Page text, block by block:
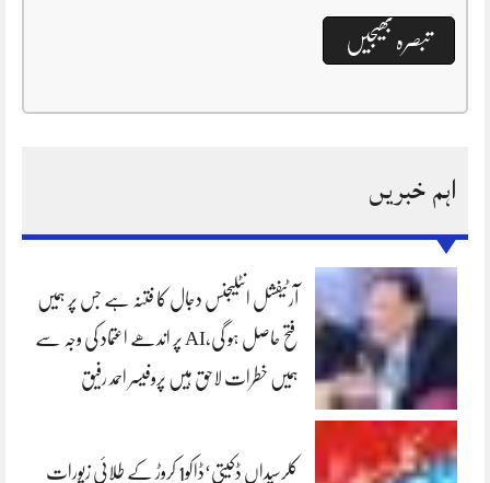
اہم خبریں
آرٹیفشل انٹلیجنس دجال کا فتنہ ہے جس پر ہمیں
فتح حاصل ہو گی،AI پر اندھے اعتماد کی وجہ سے
ہمیں خطرات لاحق ہیں پروفیسر احمد رفیق
کلرسیداں ڈکیتی‘ڈاکو1 کروڑ کے طلائی زیورات